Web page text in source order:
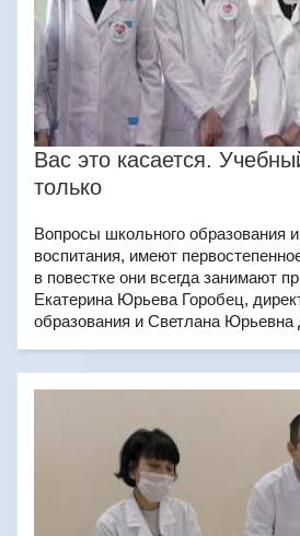
Вас это касается.
только
Вопросы школьного образования
воспитания, имеют
в повестке они всегда занимают
Екатерина Юрьева Горобец,
образования и Светлана